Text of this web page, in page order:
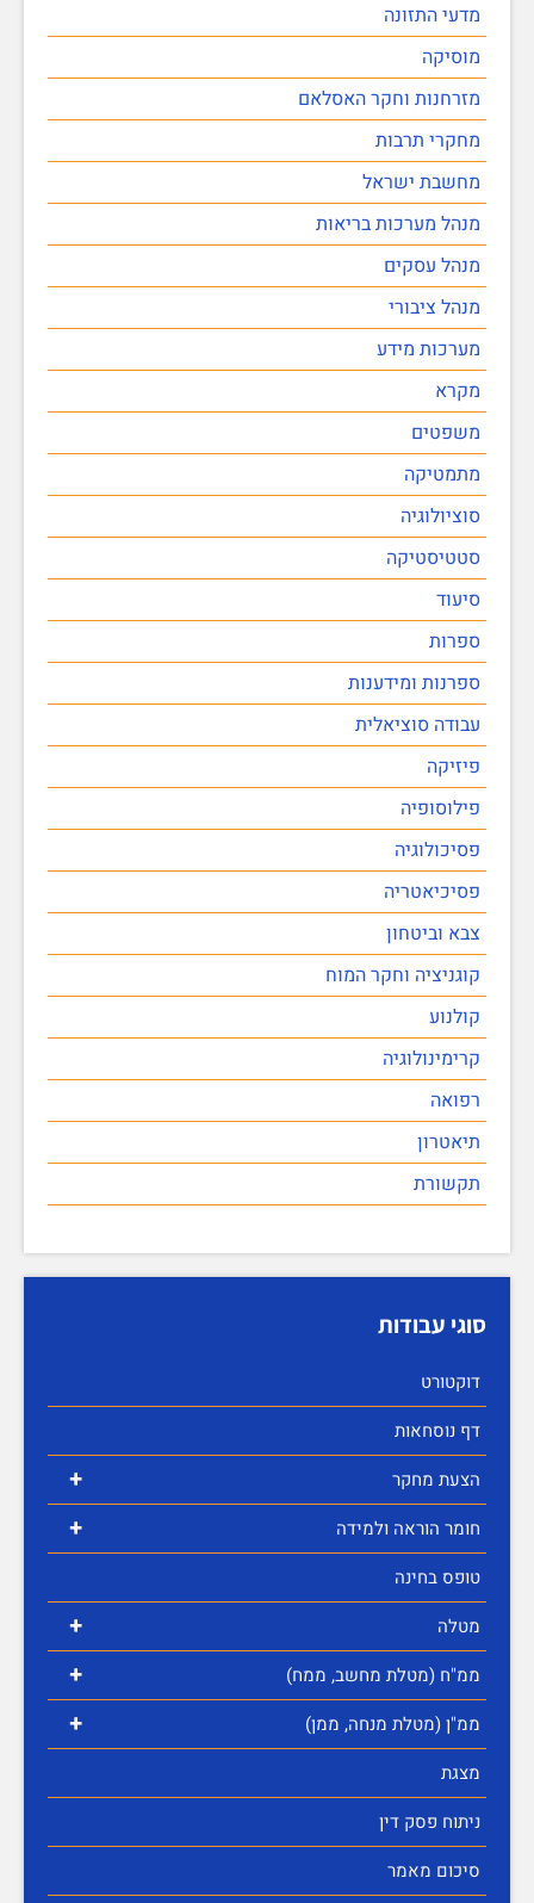
מדעי התזונה
מוסיקה
מזרחנות וחקר האסלאם
מחקרי תרבות
מחשבת ישראל
מנהל מערכות בריאות
מנהל עסקים
מנהל ציבורי
מערכות מידע
מקרא
משפטים
מתמטיקה
סוציולוגיה
סטטיסטיקה
סיעוד
ספרות
ספרנות ומידענות
עבודה סוציאלית
פיזיקה
פילוסופיה
פסיכולוגיה
פסיכיאטריה
צבא וביטחון
קוגניציה וחקר המוח
קולנוע
קרימינולוגיה
רפואה
תיאטרון
תקשורת
סוגי עבודות
דוקטורט
דף נוסחאות
+ הצעת מחקר
+
חומר הוראה ולמידה
טופס בחינה
+ מטלה
+ ממ"ח (מטלת מחשב, ממח)
+
ממ"ן (מטלת מנחה, ממן)
מצגת
ניתוח פסק דין
סיכום מאמר